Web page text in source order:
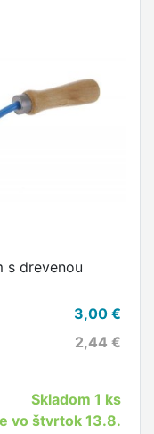
s drevenou
3,00 €
2,44 €
Skladom1 ks
vo štvrtok 13.8.